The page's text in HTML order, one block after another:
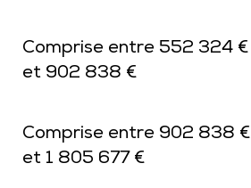
Comprise entre 552 324 €
et 902 838 €
Comprise entre 902 838 €
et 1 805 677 €